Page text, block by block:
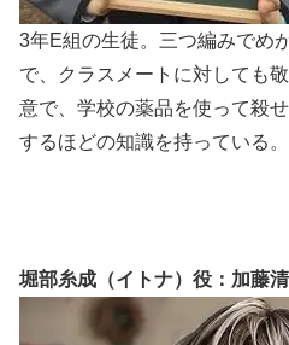
3年E組の生徒。三つ編みでめ
で、クラスメートに対しても
意で、学校の薬品を使って殺
するほどの知識を持っている。
堀部糸成（イトナ）役：加藤